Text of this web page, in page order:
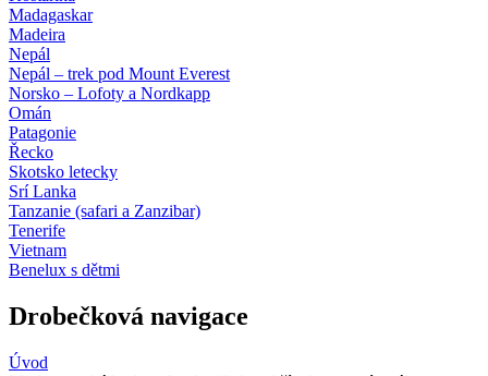
Madagaskar
Madeira
Nepál
Nepál – trek pod Mount Everest
Norsko – Lofoty a Nordkapp
Omán
Patagonie
Řecko
Skotsko letecky
Srí Lanka
Tanzanie (safari a Zanzibar)
Tenerife
Vietnam
Benelux s dětmi
Drobečková navigace
Úvod